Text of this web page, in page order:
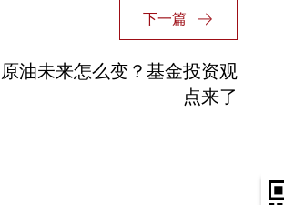
下一篇
油未来怎么变？基金投资观
点来了